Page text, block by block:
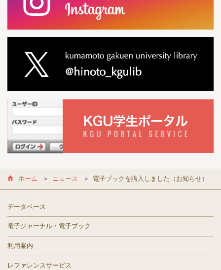
ホーム ニュース 電子ブックを購入しました（お知らせ）
データベース
電子ジャーナル・電子ブック
利用案内
レファレンスサービス